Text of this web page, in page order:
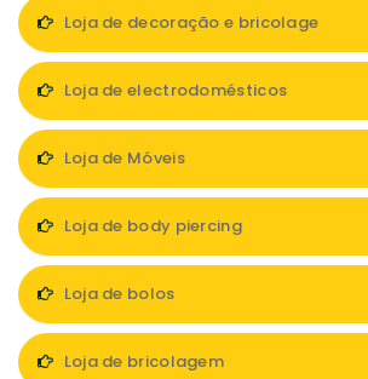
Loja de decoração e bricolage
Loja de electrodomésticos
Loja de Móveis
Loja de body piercing
Loja de bolos
Loja de bricolagem